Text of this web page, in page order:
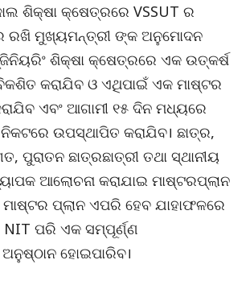
ଶିକ୍ଷା କ୍ଷେତ୍ରରେ VSSUT ର
ରଖି ମୁଖ୍ୟମନ୍ତ୍ରୀ ଙ୍କ ଅନୁମୋଦନ
ଶିକ୍ଷା କ୍ଷେତ୍ରରେ ଏକ ଉତ୍କର୍ଷ
କରାଯିବ ଓ ଏଥିପାଇଁ ଏକ ମାଷ୍ଟର
ଏବଂ ଆଗାମୀ ୧୫ ଦିନ ମଧ୍ୟରେ
ଉପସ୍ଥାପିତ କରାଯିବ। ଛାତ୍ର,
ପୁରାତନ ଛାତ୍ରଛାତ୍ରୀ ତଥା ସ୍ଥାନୀୟ
ଆଲୋଚନା କରାଯାଇ ମାଷ୍ଟରପ୍ଲାନ
ପ୍ଲାନ ଏପରି ହେବ ଯାହାଫଳରେ
NIT ପରି ଏକ ସମ୍ପୂର୍ଣ୍ଣ
ହୋଇପାରିବ।